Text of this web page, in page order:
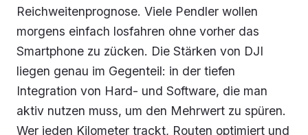
Reichweitenprognose. Viele Pendler wollen
morgens einfach losfahren ohne vorher das
Smartphone zu zücken. Die Stärken von DJI
liegen genau im Gegenteil: in der tiefen
Integration von Hard- und Software, die man
aktiv nutzen muss, um den Mehrwert zu spüren.
Wer jeden Kilometer trackt, Routen optimiert und